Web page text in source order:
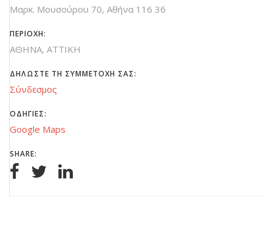
Μαρκ. Μουσούρου 70, Αθήνα 116 36
ΠΕΡΙΟΧΗ:
ΑΘΗΝΑ, ATTIKH
ΔΗΛΩΣΤΕ ΤΗ ΣΥΜΜΕΤΟΧΗ ΣΑΣ:
Σύνδεσμος
ΟΔΗΓΙΕΣ:
Google Maps
SHARE: